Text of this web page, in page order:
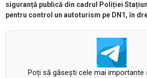
siguranță publică din cadrul Poliției
pentru control un autoturism pe DN1, în
Poți să găsești cele mai importante